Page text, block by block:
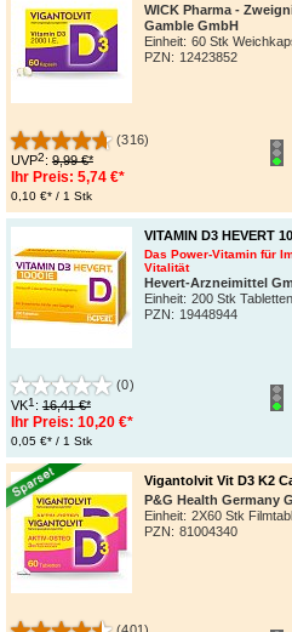
WICK Pharma -
Gamble GmbH
Einheit: 60 Stk
PZN: 12423852
(316)
UVP2: 9,99 €*
Ihr Preis: 5,74 €*
0,10 €* / 1 Stk
VITAMIN D3 HEVERT
Das Power-Vitamin für
Vitalität
Hevert-Arzneimittel
Einheit: 200 Stk Tabletten
PZN: 19448944
(0)
VK1: 16,41 €*
Ihr Preis: 10,20 €*
0,05 €* / 1 Stk
Vigantolvit Vit D3 K2
P&G Health Germany
Einheit: 2X60 Stk
PZN: 81004340